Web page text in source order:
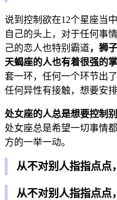
说到控制欲在12个星座当
自己的头上，对于任何事
己的恋人也特别霸道，狮
天蝎座的人也有着很强的
套一环，任何一个环节出
任何异性有接触，想要安
处女座的人总是想要控制
处女座总是希望一切事情
方的一举一动。
从不对别人指指点点
从不对别人指指点点